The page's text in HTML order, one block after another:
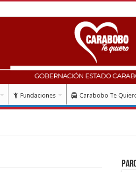
Fundaciones Carabobo Te